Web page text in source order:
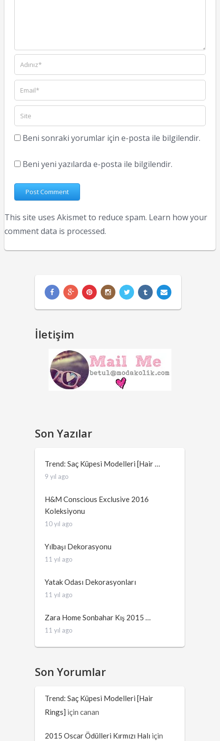
Beni sonraki yorumlar için e-posta ile bilgilendir.
Beni yeni yazılarda e-posta ile bilgilendir.
This site uses Akismet to reduce spam. Learn how your
comment data is processed.
İletişim
Son Yazılar
Trend: Saç Küpesi Modelleri [Hair …
9 yıl ago
H&M Conscious Exclusive 2016
Koleksiyonu
10 yıl ago
Yılbaşı Dekorasyonu
11 yıl ago
Yatak Odası Dekorasyonları
11 yıl ago
Zara Home Sonbahar Kış 2015 …
11 yıl ago
Son Yorumlar
Trend: Saç Küpesi Modelleri [Hair
Rings] içincanan
2015 Oscar Ödülleri Kırmızı Halı için